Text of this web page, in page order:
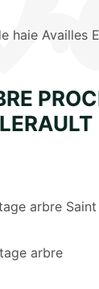
haie Availles
arbre Saint
arbre